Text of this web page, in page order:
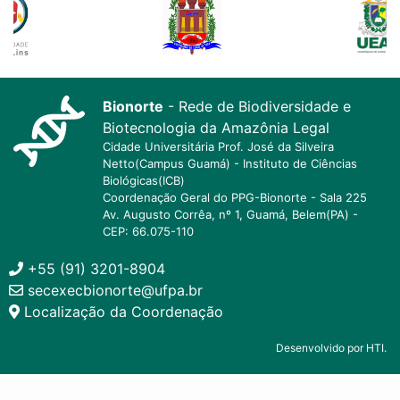
Bionorte - Rede de Biodiversidade e
Biotecnologia da Amazônia Legal
Cidade Universitária Prof. José da Silveira
Netto(Campus Guamá) - Instituto de Ciências
Biológicas(ICB)
Coordenação Geral do PPG-Bionorte - Sala 225
Av. Augusto Corrêa, nº 1, Guamá, Belem(PA) -
CEP: 66.075-110
+55 (91) 3201-8904
secexecbionorte@ufpa.br
Localização da Coordenação
Desenvolvido por HTI.